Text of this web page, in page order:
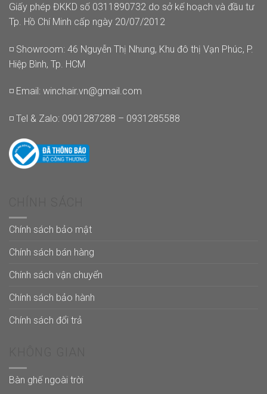
Giấy phép ĐKKD số 0311890732 do sở kế hoạch và đầu tư
Tp. Hồ Chí Minh cấp ngày 20/07/2012
◽ Showroom: 46 Nguyễn Thị Nhung, Khu đô thị Vạn Phúc, P.
Hiệp Bình, Tp. HCM
◽ Email: winchair.vn@gmail.com
◽ Tel & Zalo: 0901287288 – 0931285588
Chính sách bảo mật
Chính sách bán hàng
Chính sách vận chuyển
Chính sách bảo hành
Chính sách đổi trả
Bàn ghế ngoài trời